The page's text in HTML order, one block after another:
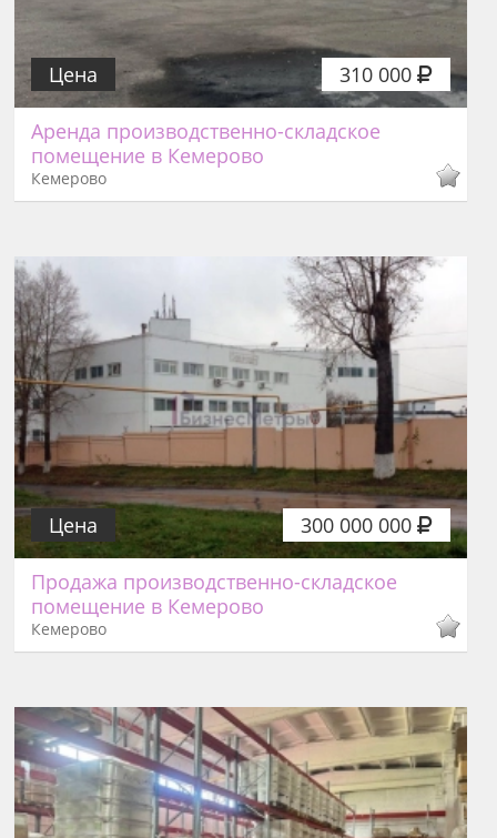
310 000
Цена
Аренда производственно-складское
помещение в Кемерово
Кемерово
300 000 000
Цена
Продажа производственно-складское
помещение в Кемерово
Кемерово